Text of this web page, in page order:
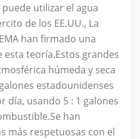
utilizar el agua
de los EE.UU., La
han firmado una
esta teoría.Estos grandes
húmeda y seca
estadounidenses
día, usando 5 : 1 galones
han
más respetuosas con el